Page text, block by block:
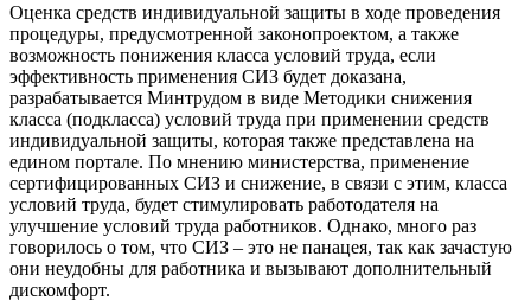
Оценка средств индивидуальной защиты в ходе проведения
процедуры, предусмотренной законопроектом, а также
возможность понижения класса условий труда, если
эффективность применения СИЗ будет доказана,
разрабатывается Минтрудом в виде Методики снижения
класса (подкласса) условий труда при применении средств
индивидуальной защиты, которая также представлена на
едином портале. По мнению министерства, применение
сертифицированных СИЗ и снижение, в связи с этим, класса
условий труда, будет стимулировать работодателя на
улучшение условий труда работников. Однако, много раз
говорилось о том, что СИЗ – это не панацея, так как зачастую
они неудобны для работника и вызывают дополнительный
дискомфорт.